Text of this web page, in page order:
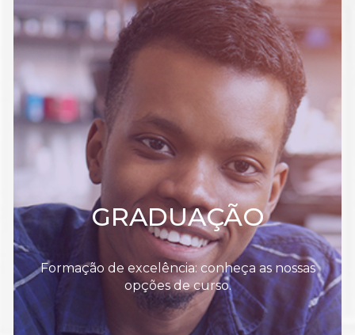
GRADUAÇÃO
Formação de excelência: conheça as nossas
opções de curso.